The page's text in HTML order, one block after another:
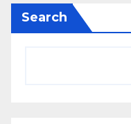
Search